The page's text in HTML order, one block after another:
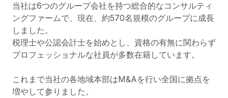
当社は6つのグループ会社を持つ総合的なコンサルティ
ングファームで、現在、約570名規模のグループに成長
しました。
税理士や公認会計士を始めとし、資格の有無に関わらず
プロフェッショナルな社員が多数在籍しています。
これまで当社の各地域本部はM&Aを行い全国に拠点を
増やして参りました。